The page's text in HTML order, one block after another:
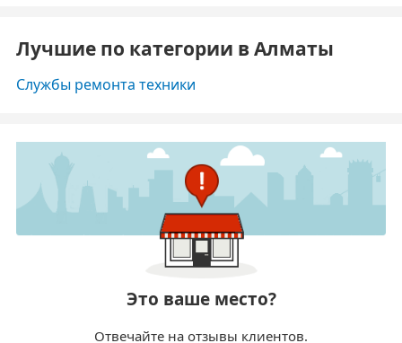
Лучшие по категории в Алматы
Службы ремонта техники
Это ваше место?
Отвечайте на отзывы клиентов.